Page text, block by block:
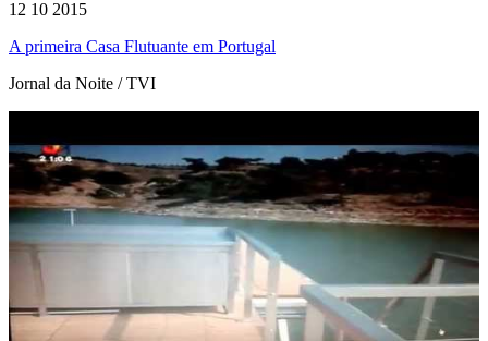
12 10 2015
A primeira Casa Flutuante em Portugal
Jornal da Noite / TVI